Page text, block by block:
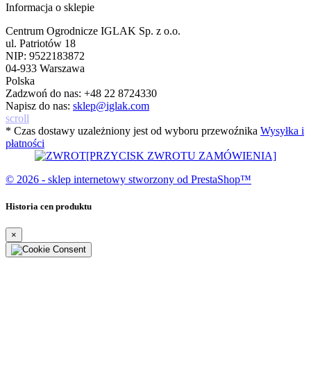
Informacja o sklepie
Centrum Ogrodnicze IGLAK Sp. z o.o.
ul. Patriotów 18
NIP: 9522183872
04-933 Warszawa
Polska
Zadzwoń do nas: +48 22 8724330
Napisz do nas: sklep@iglak.com
scroll
* Czas dostawy uzależniony jest od wyboru przewoźnika Wysyłka i
płatności
[PRZYCISK ZWROTU ZAMÓWIENIA]
© 2026 - sklep internetowy stworzony od PrestaShop™
Historia cen produktu
×